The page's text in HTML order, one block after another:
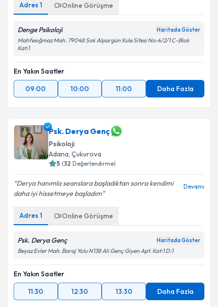
Adres 1 Online Görüşme
Denge Psikoloji Haritada Göster
Mahfesığmaz Mah. 79048 Sok Alpargün Kule Sitesi No:4/2/1 C-Blok
Kat:1
En Yakın Saatler
09:00
10:00 11:00 Daha Fazla
Psk. Derya Genç
Psikoloji
Adana, Çukurova
5 (32 Değerlendirme)
Derya hanımla seanslara başladıktan sonra kendimi
daha iyi hissetmeye başladım
Devamı
Adres 1 Online Görüşme
Psk. Derya Genç Haritada Göster
Beyaz Evler Mah. Baraj Yolu N138 Ali Genç Giyen Apt. Kat:1 D:1
En Yakın Saatler
11:30
12:30 13:30 Daha Fazla